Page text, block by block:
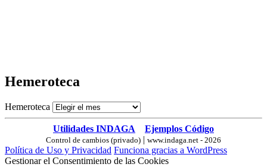
Hemeroteca
Hemeroteca
Utilidades INDAGA Ejemplos Código
Control de cambios (privado) | www.indaga.net - 2026
Política de Uso y Privacidad Funciona gracias a WordPress
Gestionar el Consentimiento de las Cookies